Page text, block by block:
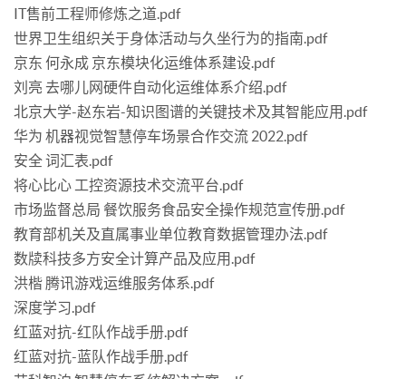
IT售前工程师修炼之道.pdf
世界卫生组织关于身体活动与久坐行为的指南.pdf
京东 何永成 京东模块化运维体系建设.pdf
刘亮 去哪儿网硬件自动化运维体系介绍.pdf
北京大学-赵东岩-知识图谱的关键技术及其智能应用.pdf
华为 机器视觉智慧停车场景合作交流 2022.pdf
安全 词汇表.pdf
将心比心 工控资源技术交流平台.pdf
市场监督总局 餐饮服务食品安全操作规范宣传册.pdf
教育部机关及直属事业单位教育数据管理办法.pdf
数牍科技多方安全计算产品及应用.pdf
洪楷 腾讯游戏运维服务体系.pdf
深度学习.pdf
红蓝对抗-红队作战手册.pdf
红蓝对抗-蓝队作战手册.pdf